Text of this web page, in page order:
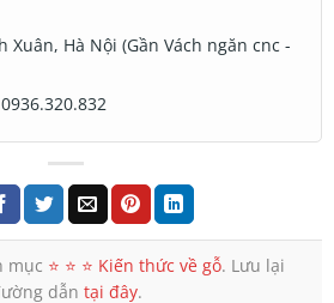
Xuân, Hà Nội (Gần Vách ngăn cnc -
0936.320.832
mục ⭐️ ⭐️ ⭐️ Kiến thức về gỗ. Lưu lại
dẫn tại đây.